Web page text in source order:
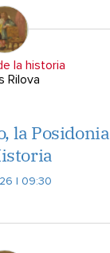
la historia
Rilova
la Posidonia
| 09:30